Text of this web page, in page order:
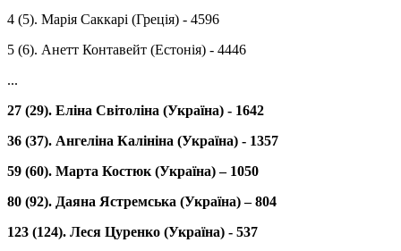
4 (5). Марія Саккарі (Греція) - 4596
5 (6). Анетт Контавейт (Естонія) - 4446
...
27 (29). Еліна Світоліна (Україна) - 1642
36 (37). Ангеліна Калініна (Україна) - 1357
59 (60). Марта Костюк (Україна) – 1050
80 (92). Даяна Ястремська (Україна) – 804
123 (124). Леся Цуренко (Україна) - 537